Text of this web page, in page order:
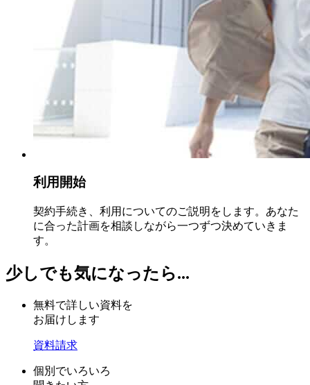
利用開始
契約手続き、利用についてのご説明をします。あなた
に合った計画を相談しながら一つずつ決めていきま
す。
少しでも気になったら...
無料で詳しい資料を
お届けします
資料請求
個別でいろいろ